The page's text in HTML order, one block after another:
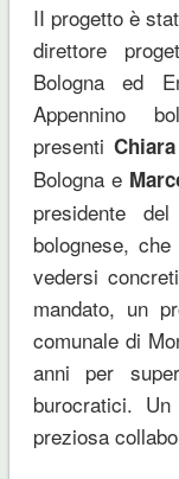
II progetto è
direttore
Bologna ed
Appennino
presenti
Bologna e
presidente
bolognese,
vedersi
mandato, un
comunale di
anni per
burocratici.
preziosa